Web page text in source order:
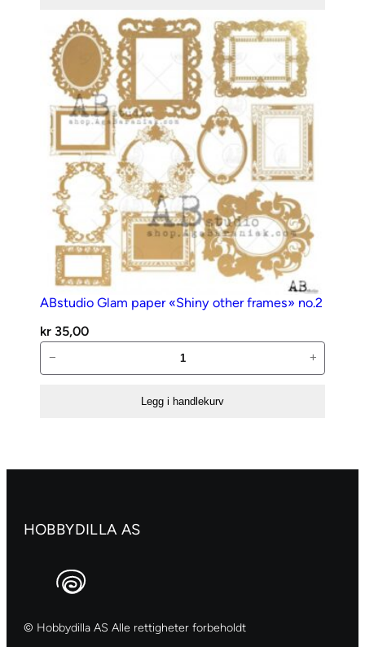
00076
antall
ABstudio Glam paper «Shiny other frames» no.2
kr 35,00
Glam
no.2
− +
Legg i handlekurv
HOBBYDILLA AS
© Hobbydilla AS Alle rettigheter forbeholdt